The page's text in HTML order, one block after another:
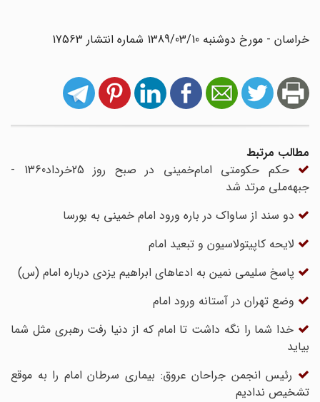
خراسان - مورخ دوشنبه 1389/03/10 شماره انتشار 17563
مطالب مرتبط
حکم حکومتی امام‌خمینی در صبح روز 25خرداد1360 -
جبهه‌ملی مرتد شد
دو سند از ساواک در باره ورود امام خمینی به بورسا
لایحه کاپیتولاسیون و تبعید امام
پاسخ سلیمی نمین به ادعاهای ابراهیم یزدی درباره امام (س)
وضع تهران در آستانه ورود امام
خدا شما را نگه داشت تا امام که از دنیا رفت رهبری مثل شما
بیاید
رئیس انجمن جراحان عروق: بیماری سرطان امام را به موقع
تشخیص ندادیم